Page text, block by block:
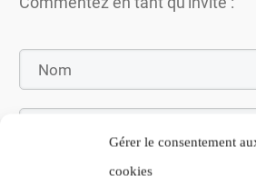
Gérer le consentement
cookies